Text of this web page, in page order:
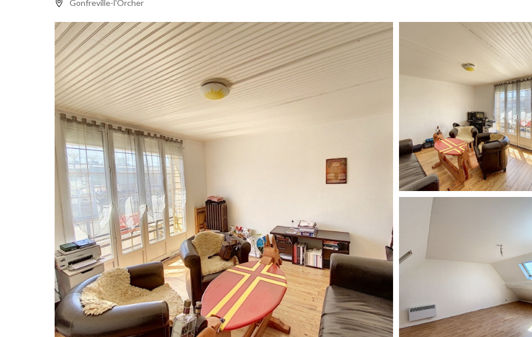
Gonfreville-l'Orcher